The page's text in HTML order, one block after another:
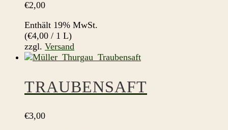
€2,00
Enthält 19% MwSt.
(€4,00 / 1 L)
zzgl. Versand
TRAUBENSAFT
€3,00